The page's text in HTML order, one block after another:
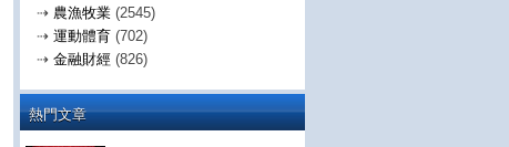
⇢ 農漁牧業 (2545)
⇢ 運動體育 (702)
⇢ 金融財經 (826)
熱門文章